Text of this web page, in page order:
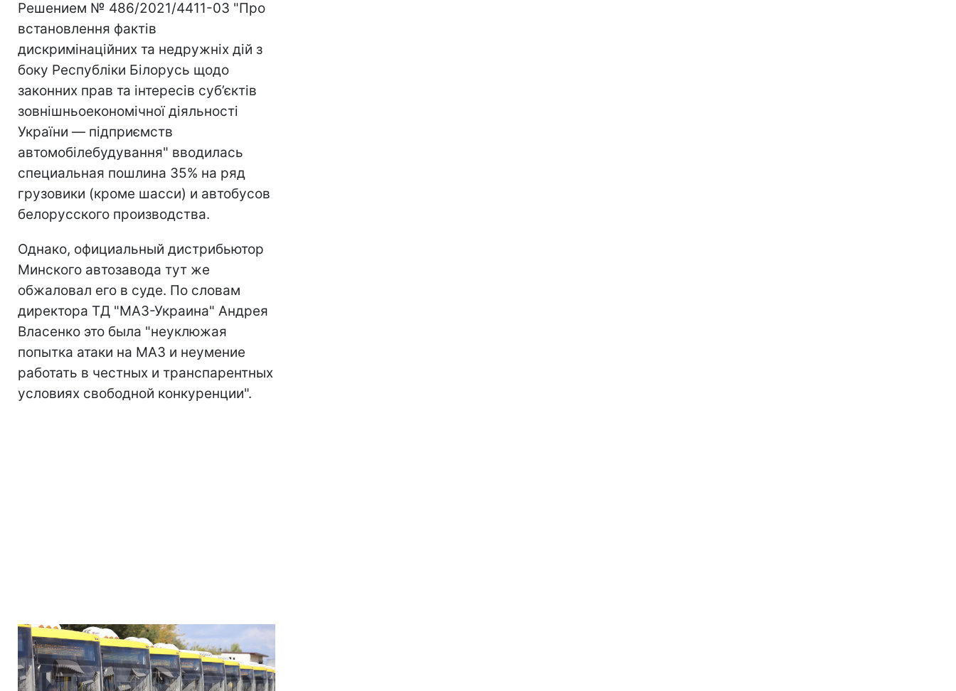
Решением № 486/2021/4411-03 "Про
встановлення фактів
дискримінаційних та недружніх дій з
боку Республіки Білорусь щодо
законних прав та інтересів суб’єктів
зовнішньоекономічної діяльності
України — підприємств
автомобілебудування" вводилась
специальная пошлина 35% на ряд
грузовики (кроме шасси) и автобусов
белорусского производства.
Однако, официальный дистрибьютор
Минского автозавода тут же
обжаловал его в суде. По словам
директора ТД "МАЗ-Украина" Андрея
Власенко это была "неуклюжая
попытка атаки на МАЗ и неумение
работать в честных и транспарентных
условиях свободной конкуренции".